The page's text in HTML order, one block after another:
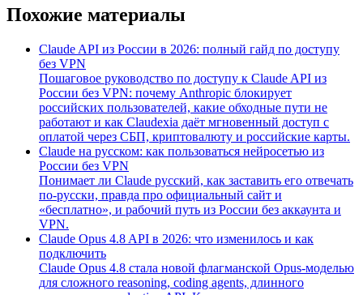
Похожие материалы
Claude API из России в 2026: полный гайд по доступу
без VPN
Пошаговое руководство по доступу к Claude API из
России без VPN: почему Anthropic блокирует
российских пользователей, какие обходные пути не
работают и как Claudexia даёт мгновенный доступ с
оплатой через СБП, криптовалюту и российские карты.
Claude на русском: как пользоваться нейросетью из
России без VPN
Понимает ли Claude русский, как заставить его отвечать
по-русски, правда про официальный сайт и
«бесплатно», и рабочий путь из России без аккаунта и
VPN.
Claude Opus 4.8 API в 2026: что изменилось и как
подключить
Claude Opus 4.8 стала новой флагманской Opus-моделью
для сложного reasoning, coding agents, длинного